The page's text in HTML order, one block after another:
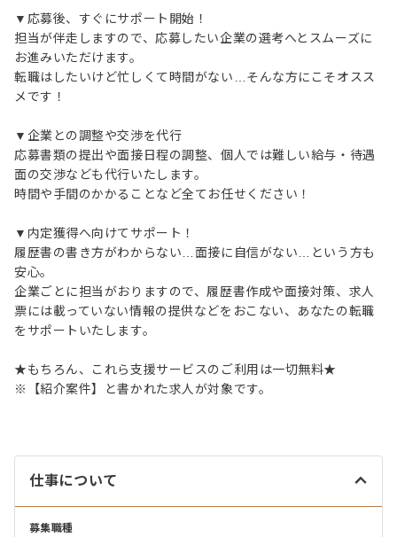
▼応募後、すぐにサポート開始！
担当が伴走しますので、応募したい企業の選考へとスムーズに
お進みいただけます。
転職はしたいけど忙しくて時間がない…そんな方にこそオスス
メです！
▼企業との調整や交渉を代行
応募書類の提出や面接日程の調整、個人では難しい給与・待遇
面の交渉なども代行いたします。
時間や手間のかかることなど全てお任せください！
▼内定獲得へ向けてサポート！
履歴書の書き方がわからない…面接に自信がない…という方も
安心。
企業ごとに担当がおりますので、履歴書作成や面接対策、求人
票には載っていない情報の提供などをおこない、あなたの転職
をサポートいたします。
★もちろん、これら支援サービスのご利用は一切無料★
※【紹介案件】と書かれた求人が対象です。
仕事について
募集職種